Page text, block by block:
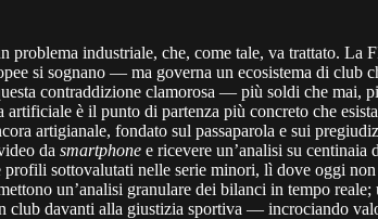
industriale, che, come tale, va trattato. La
si sognano — ma governa un ecosistema di club
contraddizione clamorosa — più soldi che mai,
è il punto di partenza più concreto che
artigianale, fondato sul passaparola e sui
da smartphone e ricevere un’analisi su centinaia
sottovalutati nelle serie minori, lì dove oggi non
un’analisi granulare dei bilanci in tempo
club davanti alla giustizia sportiva — incrociando